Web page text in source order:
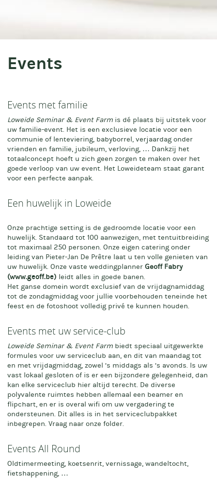
Events
Events met familie
Loweide Seminar & Event Farm is dé plaats bij uitstek voor
uw familie-event. Het is een exclusieve locatie voor een
communie of lenteviering, babyborrel, verjaardag onder
vrienden en familie, jubileum, verloving, … Dankzij het
totaalconcept hoeft u zich geen zorgen te maken over het
goede verloop van uw event. Het Loweideteam staat garant
voor een perfecte aanpak.
Een huwelijk in Loweide
Onze prachtige setting is de gedroomde locatie voor een
huwelijk. Standaard tot 100 aanwezigen, met tentuitbreiding
tot maximaal 250 personen. Onze eigen catering onder
leiding van Pieter-Jan De Prêtre laat u ten volle genieten van
uw huwelijk. Onze vaste weddingplanner Geoff Fabry
(www.geoff.be) leidt alles in goede banen.
Het ganse domein wordt exclusief van de vrijdagnamiddag
tot de zondagmiddag voor jullie voorbehouden teneinde het
feest en de fotoshoot volledig privé te kunnen houden.
Events met uw service-club
Loweide Seminar & Event Farm biedt speciaal uitgewerkte
formules voor uw serviceclub aan, en dit van maandag tot
en met vrijdagmiddag, zowel ’s middags als ’s avonds. Is uw
vast lokaal gesloten of is er een bijzondere gelegenheid, dan
kan elke serviceclub hier altijd terecht. De diverse
polyvalente ruimtes hebben allemaal een beamer en
flipchart, en er is overal wifi om uw vergadering te
ondersteunen. Dit alles is in het serviceclubpakket
inbegrepen. Vraag naar onze folder.
Events All Round
Oldtimermeeting, koetsenrit, vernissage, wandeltocht,
fietshappening, …